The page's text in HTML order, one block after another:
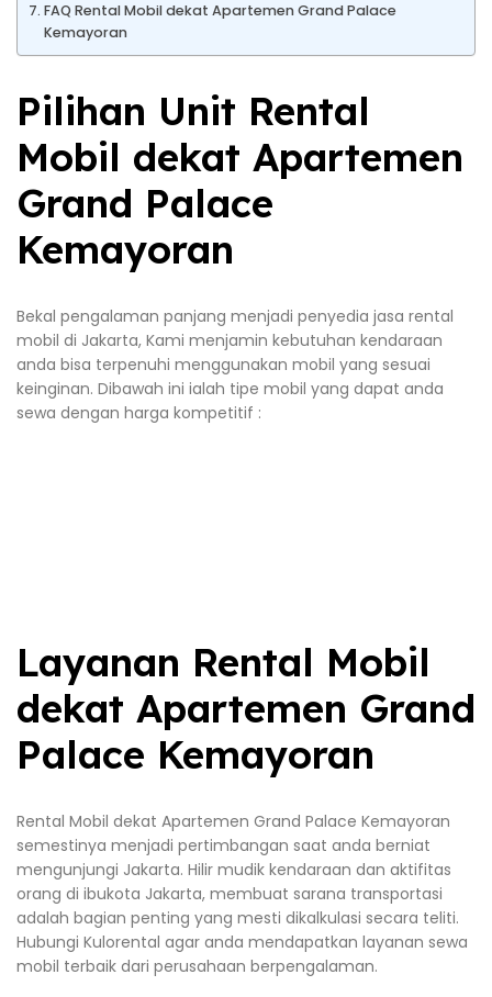
FAQ Rental Mobil dekat Apartemen Grand Palace
Kemayoran
Pilihan Unit Rental
Mobil dekat Apartemen
Grand Palace
Kemayoran
Bekal pengalaman panjang menjadi penyedia jasa rental
mobil di Jakarta, Kami menjamin kebutuhan kendaraan
anda bisa terpenuhi menggunakan mobil yang sesuai
keinginan. Dibawah ini ialah tipe mobil yang dapat anda
sewa dengan harga kompetitif :
Layanan Rental Mobil
dekat Apartemen Grand
Palace Kemayoran
Rental Mobil dekat Apartemen Grand Palace Kemayoran
semestinya menjadi pertimbangan saat anda berniat
mengunjungi Jakarta. Hilir mudik kendaraan dan aktifitas
orang di ibukota Jakarta, membuat sarana transportasi
adalah bagian penting yang mesti dikalkulasi secara teliti.
Hubungi Kulorental agar anda mendapatkan layanan sewa
mobil terbaik dari perusahaan berpengalaman.